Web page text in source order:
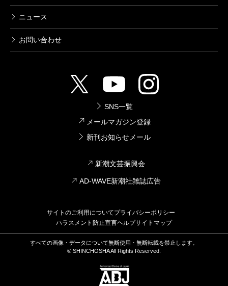
ニュース
お問い合わせ
SNS一覧
メールマガジン登録
新刊お知らせメール
新潮文芸振興会
AD-WAVE新潮社雑誌広告
サイトのご利用についてプライバシーポリシー
ハラスメント防止宣言ヘルプサイトマップ
すべての画像・データについて無断使用・無断転載を禁止します。
© SHINCHOSHA All Rights Reserved.